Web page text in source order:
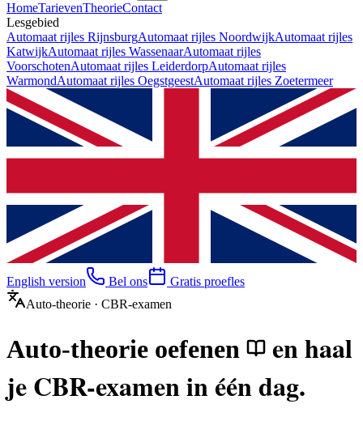
HomeTarievenTheorieContact
Lesgebied
Automaat rijles RijnsburgAutomaat rijles NoordwijkAutomaat rijles
KatwijkAutomaat rijles WassenaarAutomaat rijles
VoorschotenAutomaat rijles LeiderdorpAutomaat rijles
WarmondAutomaat rijles OegstgeestAutomaat rijles Zoetermeer
English version Bel ons
Gratis proefles
Auto-theorie · CBR-examen
Auto-theorie oefenen
en haal
je CBR-examen in één dag.